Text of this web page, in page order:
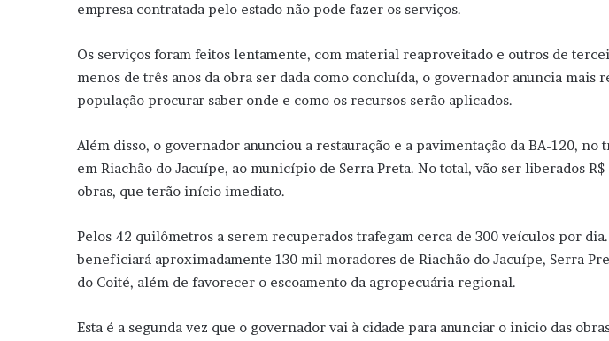
empresa contratada pelo estado não pode fazer os serviços.
Os serviços foram feitos lentamente, com material reaproveitado e outros de
menos de três anos da obra ser dada como concluída, o governador anuncia mais
população procurar saber onde e como os recursos serão aplicados.
Além disso, o governador anunciou a restauração e a pavimentação da BA-120, no
em Riachão do Jacuípe, ao município de Serra Preta. No total, vão ser liberados
obras, que terão início imediato.
Pelos 42 quilômetros a serem recuperados trafegam cerca de 300 veículos por
beneficiará aproximadamente 130 mil moradores de Riachão do Jacuípe, Serra
do Coité, além de favorecer o escoamento da agropecuária regional.
Esta é a segunda vez que o governador vai à cidade para anunciar o inicio das